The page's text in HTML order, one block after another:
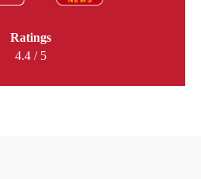
Ratings
4.4 / 5